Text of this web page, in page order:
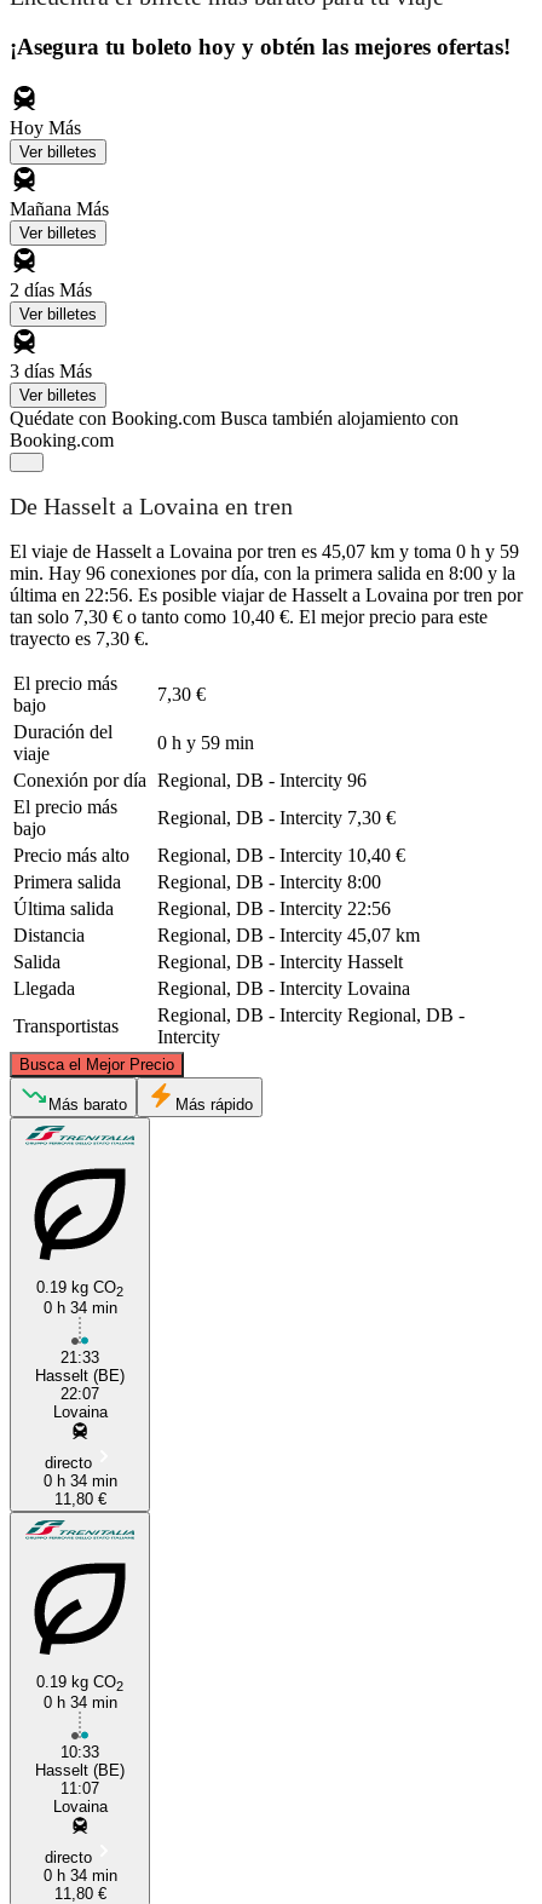
¡Asegura tu boleto hoy y obtén las mejores ofertas!
Hoy Más
Ver billetes
Mañana Más
Ver billetes
2 días Más
Ver billetes
3 días Más
Ver billetes
Quédate con Booking.com Busca también alojamiento con
Booking.com
De Hasselt a Lovaina en tren
El viaje de Hasselt a Lovaina por tren es 45,07 km y toma 0 h y 59
min. Hay 96 conexiones por día, con la primera salida en 8:00 y la
última en 22:56. Es posible viajar de Hasselt a Lovaina por tren por
tan solo 7,30 € o tanto como 10,40 €. El mejor precio para este
trayecto es 7,30 €.
El precio más
bajo
7,30 €
Duración del
viaje
0 h y 59 min
Conexión por día Regional, DB - Intercity 96
El precio más
bajo
Regional, DB - Intercity 7,30 €
Precio más alto
Regional, DB - Intercity 10,40 €
Primera salida
Regional, DB - Intercity 8:00
Última salida
Regional, DB - Intercity 22:56
Distancia
Regional, DB - Intercity 45,07 km
Salida
Regional, DB - Intercity Hasselt
Llegada
Regional, DB - Intercity Lovaina
Transportistas
Regional, DB - Intercity Regional, DB -
Intercity
Busca el Mejor Precio
Leuven
Más barato Más rápido
0.19 kg CO2
0 h 34 min
21:33
Hasselt (BE)
22:07
Lovaina
directo
0 h 34 min
11,80 €
0.19 kg CO2
0 h 34 min
10:33
Hasselt (BE)
11:07
Lovaina
directo
0 h 34 min
11,80 €